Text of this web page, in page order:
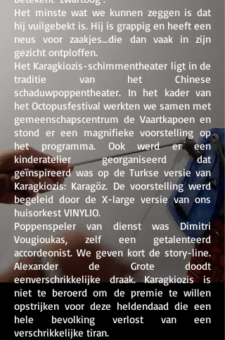
Het minste wat we kunnen zeggen is dat
hij vuilgebekt is. Hij is grappig en heeft een
neus voor zaakjes…die dan vaak in zijn
gezicht ontploffen.
Het Karagkiozis-schimmentheater ligt in de
traditie van het Chinese
schaduwpoppentheater. In het kader van
het Octopusfestival werkten we samen met
gemeenschapscentrum de Vaartkapoen en
stond er een magnifieke voorstelling op
het programma. Ook werd er een
kinderatelier georganiseerd dat
geïnspireerd was op de Turkse versie van
Karagkiozis: Karagöz. De voorstelling werd
begeleid door de X-large versie van ons
huisorkest VINYLIO.
Poppenspeler van dienst was Dimitri
Vougioukas, zelf een getalenteerd
accordeonist. We geven kort de story-line.
Alexander de Grote doodt
eenverschrikkelijke draak. Karagkiozis is
niet te beroerd om de premie te willen
opstrijken voor deze heldendaad die een
hele bevolking verlost van een
verschrikkelijke tiran.